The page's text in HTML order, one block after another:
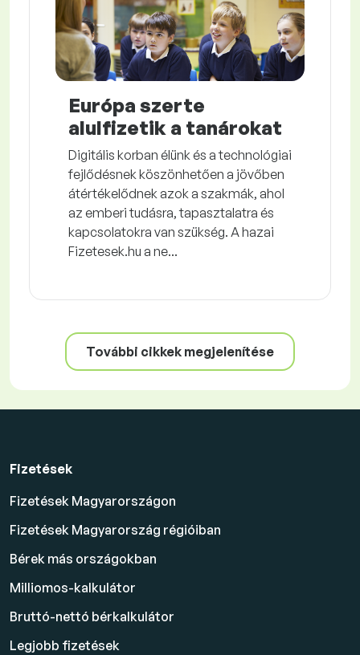
Európa szerte
alulfizetik a tanárokat
Digitális korban élünk és a technológiai
fejlődésnek köszönhetően a jövőben
átértékelődnek azok a szakmák, ahol
az emberi tudásra, tapasztalatra és
kapcsolatokra van szükség. A hazai
Fizetesek.hu a ne...
További cikkek megjelenítése
Fizetések
Fizetések Magyarországon
Fizetések Magyarország régióiban
Bérek más országokban
Milliomos-kalkulátor
Bruttó-nettó bérkalkulátor
Legjobb fizetések